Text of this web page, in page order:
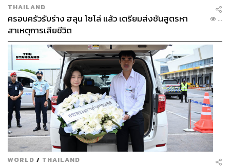
THAILAND
ครอบครัวรับร่าง ฮลุน โซโล่ แล้ว เตรียมส่งชันสูตรหา
สาเหตุการเสียชีวิต
...
WORLD / THAILAND